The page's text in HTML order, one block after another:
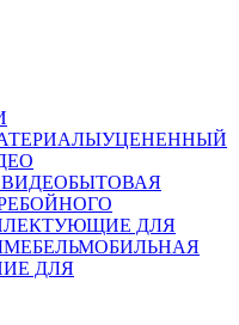
УЦЕНЕННЫЙ
БЫТОВАЯ
ДЛЯ
МЕБЕЛЬМОБИЛЬНАЯ
ДЛЯ